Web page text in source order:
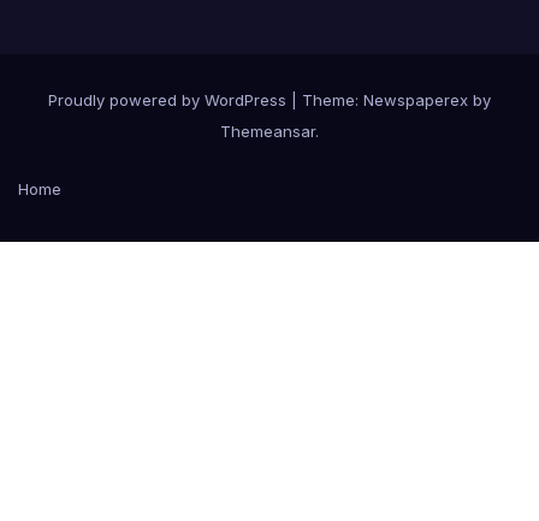
Proudly powered by WordPress
Theme: Newspaperex by
Themeansar.
Home